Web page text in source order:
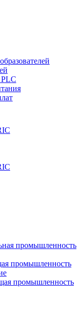
промышленность
промышленность
промышленность